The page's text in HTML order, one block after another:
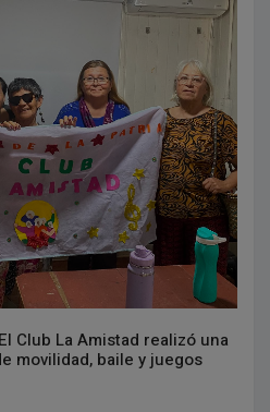
El Club La Amistad realizó una
movilidad, baile y juegos